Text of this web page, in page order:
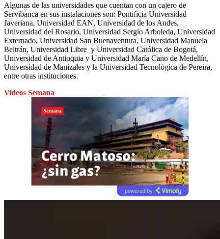
Algunas de las universidades que cuentan con un cajero de
Servibanca en sus instalaciones son: Pontificia Universidad
Javeriana, Universidad EAN, Universidad de los Andes,
Universidad del Rosario, Universidad Sergio Arboleda, Universidad
Externado, Universidad San Buenaventura, Universidad Manuela
Beltrán, Universidad Libre y Universidad Católica de Bogotá,
Universidad de Antioquia y Universidad María Cano de Medellín,
Universidad de Manizales y la Universidad Tecnológica de Pereira,
entre otras instituciones.
Videos Semana
powered by